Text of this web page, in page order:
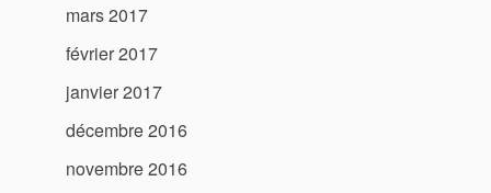
mars 2017
février 2017
janvier 2017
décembre 2016
novembre 2016